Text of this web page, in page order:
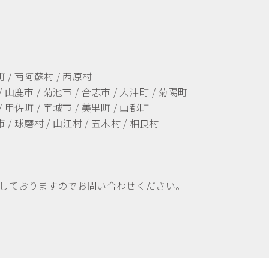
/ 南阿蘇村 / 西原村
鹿市 / 菊池市 / 合志市 / 大津町 / 菊陽町
佐町 / 宇城市 / 美里町 / 山都町
/ 球磨村 / 山江村 / 五木村 / 相良村
おりますのでお問い合わせください。